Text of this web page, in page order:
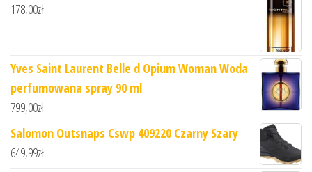
178,00zł
Yves Saint Laurent Belle d Opium Woman Woda
perfumowana spray 90 ml
799,00zł
Salomon Outsnaps Cswp 409220 Czarny Szary
649,99zł